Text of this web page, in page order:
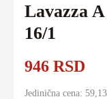
Lavazza
16/1
946 RSD
Jedinična cena: